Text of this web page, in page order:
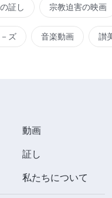
証し 宗教迫害の映画
ズ 音楽動画 讃
動画
証し
私たちについて